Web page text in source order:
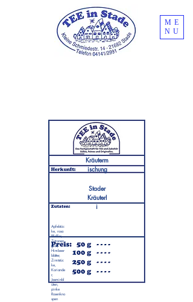
ME
NU
Kräuterm
ischung
Stader
Kräuterl
i
Apfelstüc
ke, rosa
Pfeffer,
Zitronen
gras,
Himbeer
blätter,
Zimtstüc
ke,
Koriande
r,
Jasminbl
üten,
pinke
Rosenkno
spen